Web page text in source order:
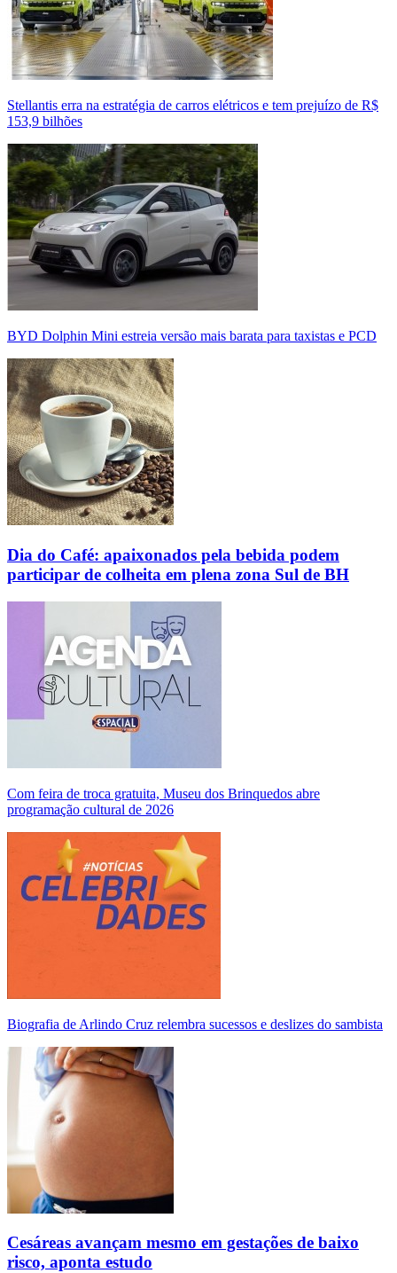
Stellantis erra na estratégia de carros elétricos e tem prejuízo de R$
153,9 bilhões
BYD Dolphin Mini estreia versão mais barata para taxistas e PCD
Dia do Café: apaixonados pela bebida podem
participar de colheita em plena zona Sul de BH
Com feira de troca gratuita, Museu dos Brinquedos abre
programação cultural de 2026
Biografia de Arlindo Cruz relembra sucessos e deslizes do sambista
Cesáreas avançam mesmo em gestações de baixo
risco, aponta estudo